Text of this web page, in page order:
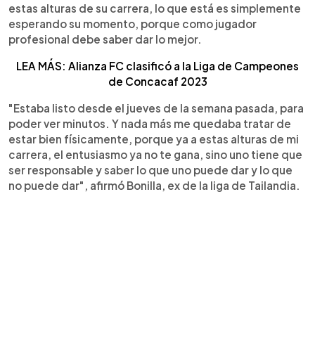
estas alturas de su carrera, lo que está es simplemente
esperando su momento, porque como jugador
profesional debe saber dar lo mejor.
LEA MÁS: Alianza FC clasificó a la Liga de Campeones
de Concacaf 2023
"Estaba listo desde el jueves de la semana pasada, para
poder ver minutos. Y nada más me quedaba tratar de
estar bien físicamente, porque ya a estas alturas de mi
carrera, el entusiasmo ya no te gana, sino uno tiene que
ser responsable y saber lo que uno puede dar y lo que
no puede dar", afirmó Bonilla, ex de la liga de Tailandia.